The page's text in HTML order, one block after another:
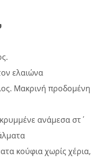
ελαιώνα
Μακρινή προδομένη
ανάμεσα στ΄
κούφια χωρίς χέρια,